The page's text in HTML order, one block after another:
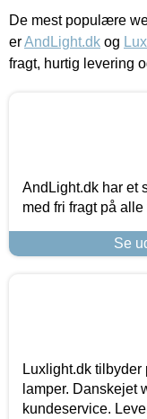
De mest populære
erAndLight.dk og
fragt, hurtig levering
AndLight.dk har et
med fri fragt på
Se
Luxlight.dk
lamper. Danskejet
kundeservice.